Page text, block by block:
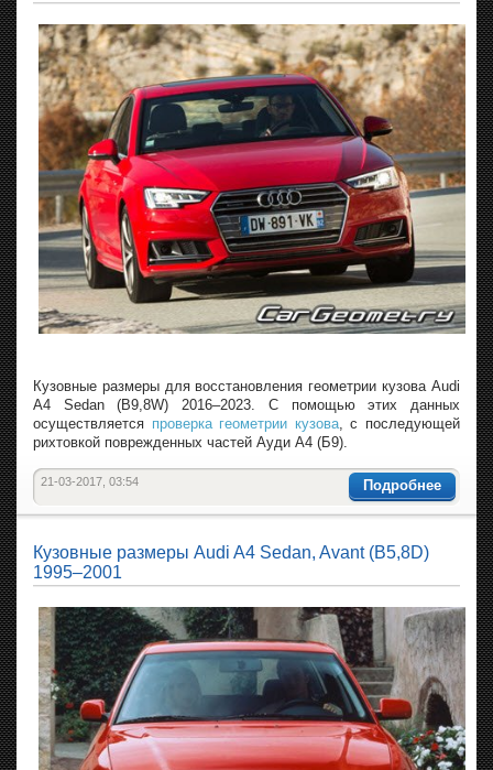
Кузовные размеры для восстановления геометрии кузова Audi
A4 Sedan (B9,8W) 2016–2023. С помощью этих данных
осуществляется проверка геометрии кузова, с последующей
рихтовкой поврежденных частей Ауди А4 (Б9).
Подробнее
21-03-2017, 03:54
Кузовные размеры Audi A4 Sedan, Avant (B5,8D)
1995–2001